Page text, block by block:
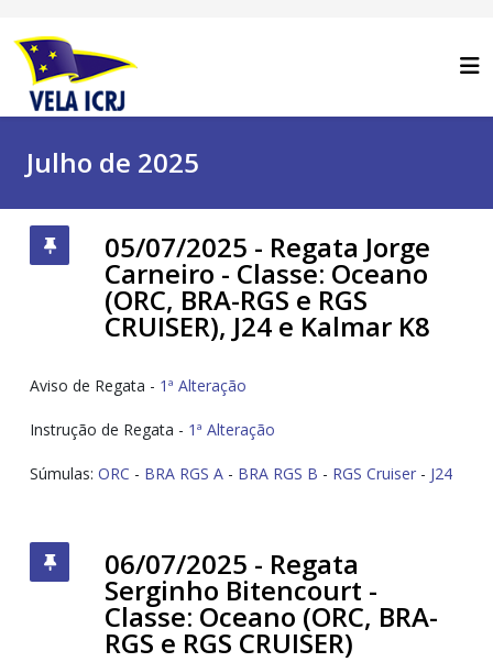
Julho de 2025
05/07/2025 - Regata Jorge
Carneiro - Classe: Oceano
(ORC, BRA-RGS e RGS
CRUISER), J24 e Kalmar K8
Aviso de Regata - 1ª Alteração
Instrução de Regata - 1ª Alteração
Súmulas: ORC - BRA RGS A - BRA RGS B - RGS Cruiser - J24
06/07/2025 - Regata
Serginho Bitencourt -
Classe: Oceano (ORC, BRA-
RGS e RGS CRUISER)